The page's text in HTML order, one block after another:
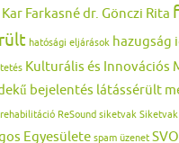
Farkasné dr. Gönczi Rita
hatósági eljárások hazugság
Kulturális és Innovációs
bejelentés látássérült
rehabilitáció ReSound siketvak
Egyesülete spam üzenet